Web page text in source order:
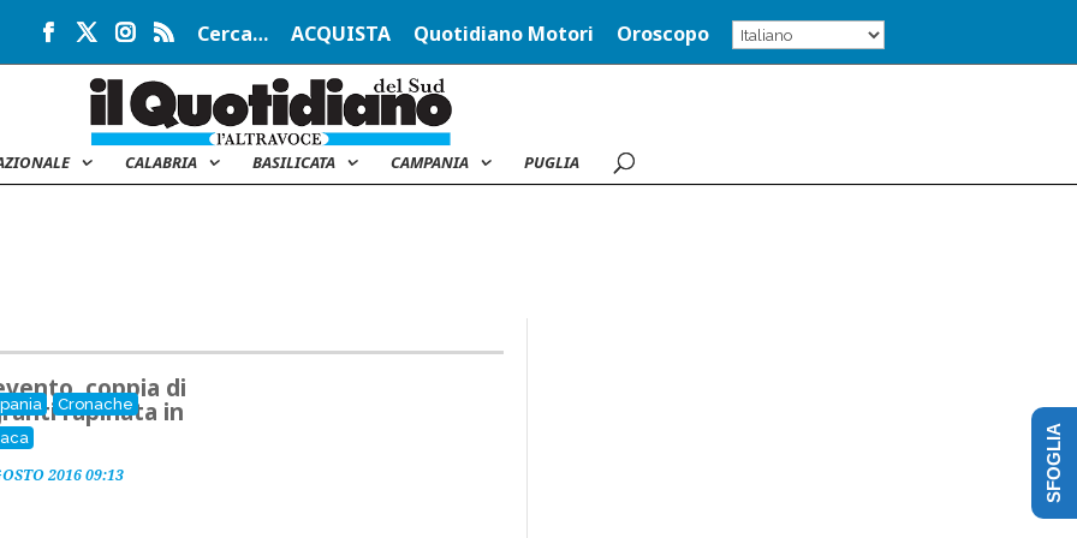
Cerca… ACQUISTA Quotidiano Motori Oroscopo
CALABRIA BASILICATA CAMPANIA PUGLIA
Cronache
coppia di
rapinata in
2016 09:13 SFOGLIA